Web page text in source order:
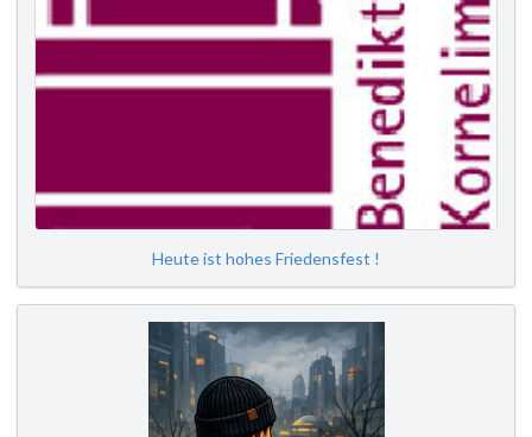
Heute ist hohes Friedensfest !